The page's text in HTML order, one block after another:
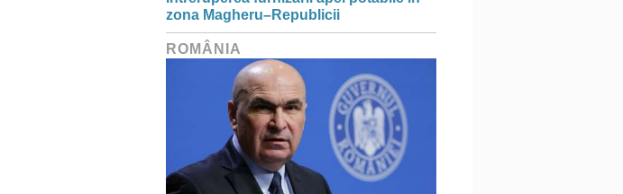
zona Magheru–Republicii
ROMÂNIA